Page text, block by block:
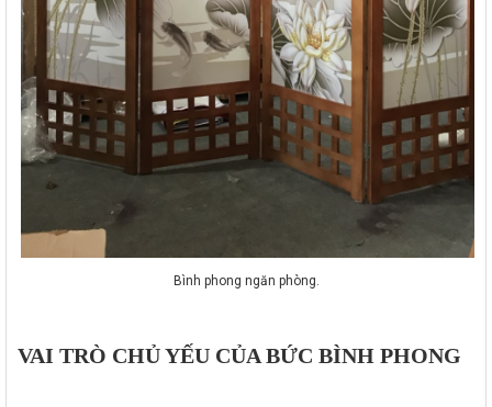
Bình phong ngăn phòng.
VAI TRÒ CHỦ YẾU CỦA BỨC BÌNH PHONG